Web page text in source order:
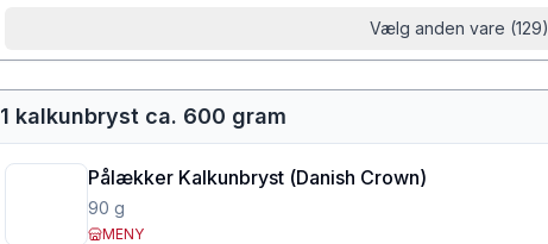
Vælg anden vare (129)
1 kalkunbryst ca. 600 gram
Pålækker Kalkunbryst (Danish Crown)
90 g
MENY